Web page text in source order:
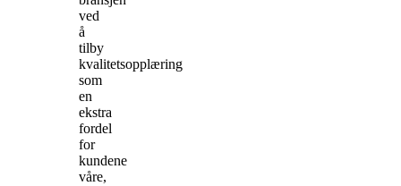
ved
å
tilby
kvalitetsopplæring
som
en
ekstra
fordel
for
kundene
våre,